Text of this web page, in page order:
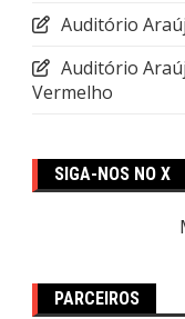
Auditório
Auditório
Vermelho
SIGA-NOS NO X
PARCEIROS